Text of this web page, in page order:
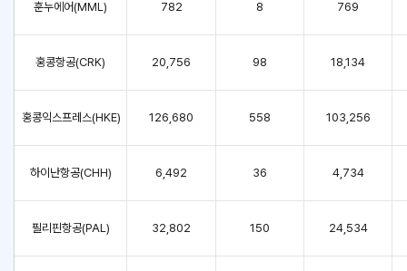
훈누에어(MML) 782 8 769
홍콩항공(CRK) 20,756 98 18,134
홍콩익스프레스(HKE) 126,680 558 103,256
하이난항공(CHH) 6,492 36 4,734
필리핀항공(PAL) 32,802 150 24,534